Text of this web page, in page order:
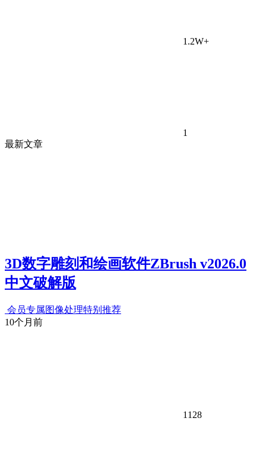
1.2W+
1
最新文章
3D数字雕刻和绘画软件ZBrush v2026.0
中文破解版
会员专属图像处理特别推荐
10个月前
1128